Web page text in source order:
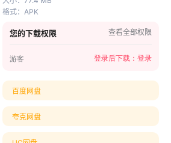
格式： APK
您的下载权限 查看全部权限
游客 登录后下载： 登录
百度网盘
夸克网盘